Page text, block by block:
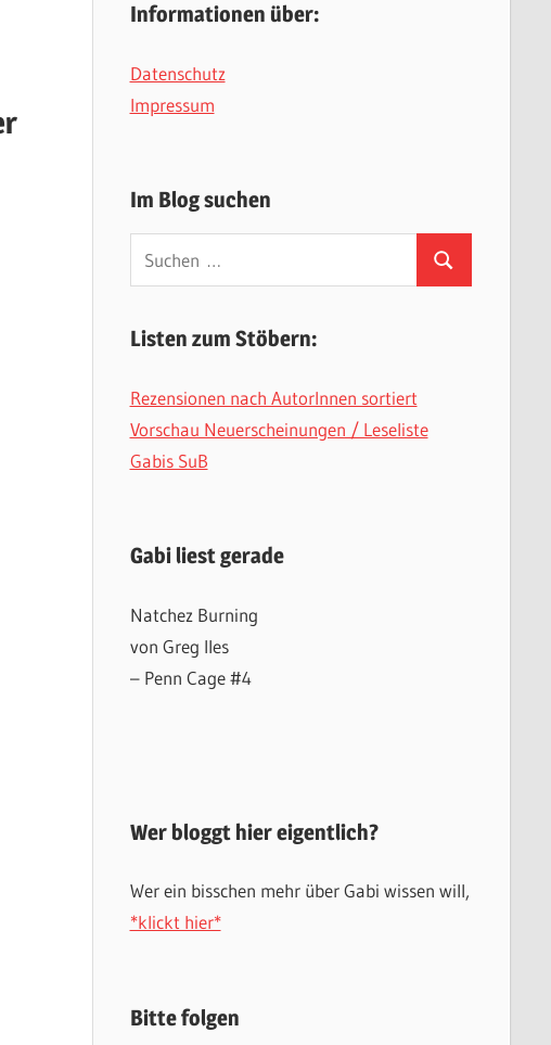
Informationen über:
Datenschutz
Impressum
Im Blog suchen
Suchen
nach:
Suchen
Listen zum Stöbern:
Rezensionen nach AutorInnen sortiert
Vorschau Neuerscheinungen / Leseliste
Gabis SuB
Gabi liest gerade
Natchez Burning
von Greg Iles
– Penn Cage #4
Wer bloggt hier eigentlich?
Wer ein bisschen mehr über Gabi wissen will,
*klickt hier*
Bitte folgen